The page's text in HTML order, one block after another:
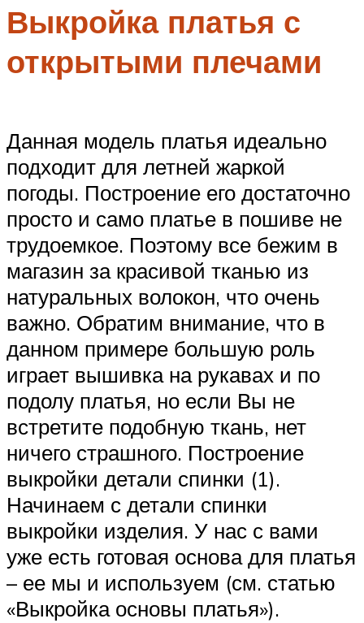
Выкройка платья с
открытыми плечами
Данная модель платья идеально
подходит для летней жаркой
погоды. Построение его достаточно
просто и само платье в пошиве не
трудоемкое. Поэтому все бежим в
магазин за красивой тканью из
натуральных волокон, что очень
важно. Обратим внимание, что в
данном примере большую роль
играет вышивка на рукавах и по
подолу платья, но если Вы не
встретите подобную ткань, нет
ничего страшного. Построение
выкройки детали спинки (1).
Начинаем с детали спинки
выкройки изделия. У нас с вами
уже есть готовая основа для платья
– ее мы и используем (см. статью
«Выкройка основы платья»).